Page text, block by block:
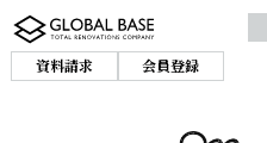
資料請求
会員登録